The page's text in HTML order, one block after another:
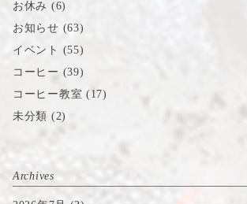
お休み (6)
お知らせ (63)
イベント (55)
コーヒー (39)
コーヒー教室 (17)
未分類 (2)
Archives